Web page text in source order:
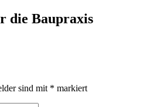
die Baupraxis
sind mit * markiert